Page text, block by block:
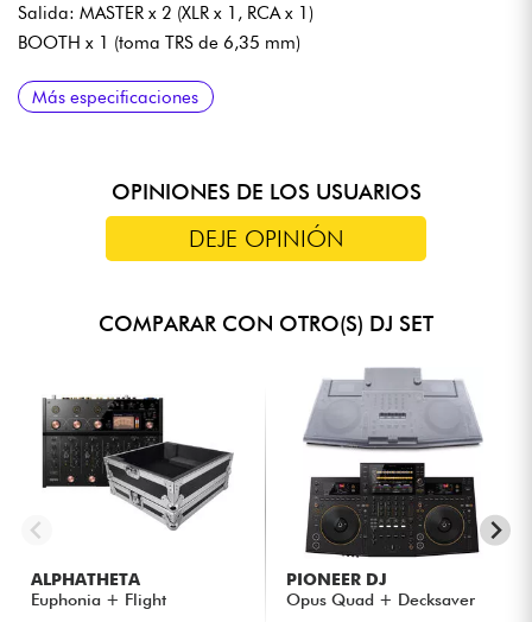
Salida: MASTER x 2 (XLR x 1, RCA x 1)
BOOTH x 1 (toma TRS de 6,35 mm)
USB
Tipo A x 2
OTROS
Puerto LAN (100BASE-TX) x 1
RED INALÁMBRICA
Estándares soportados: IEEE 802.11 a / b / g / n / ac
BLUETOOTH
Sistema inalámbrico: Bluetooth ver. 5.3
BANDA DE FRECUENCIA UTILIZADA SONICLINK
2,4 GHz
DIMENSIONES MÁXIMAS
895 × 504,1 × 133,4 mm / 35,24" x 19,85" x 5,25
PESO
13,5 kg / 29,8 lbs
ACCESORIOS
Cable de alimentación
Garantía (para determinadas regiones)
Más especificaciones
OPINIONES DE LOS USUARIOS
DEJE OPINIÓN
COMPARAR CON OTRO(S) DJ SET
ALPHATHETA
Euphonia + Flight
PIONEER DJ
Opus Quad + Decksaver